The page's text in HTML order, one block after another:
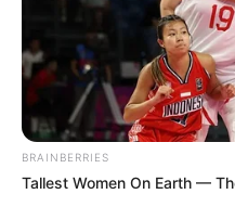
คุณเป็นคู่รักที่น่าอิจฉา แล
เพศสัมพันธ์ก็มีความกลมก
ชีวิตให้ไปสู่ความสำเร็จใน
จะเป็นไปได้ง่ายขึ้นถ้าคุณ
เหนี่ยวรั้งกันไว้บ้างในบางเ
ฟุ่มเฟือยจนเกินไปในบางครั้ง
BRAINBERRIES
Tallest Women On Earth —